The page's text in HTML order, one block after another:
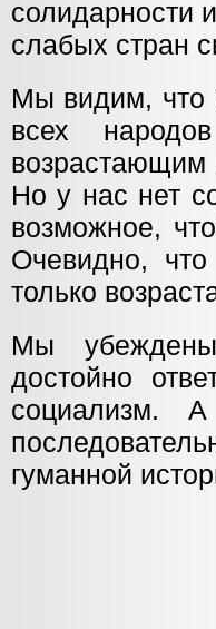
солидарности
слабых стран
Мы видим, что
всех
Но у нас нет
возможное,
Очевидно,
только
Мы
достойно
социализм.
гуманной